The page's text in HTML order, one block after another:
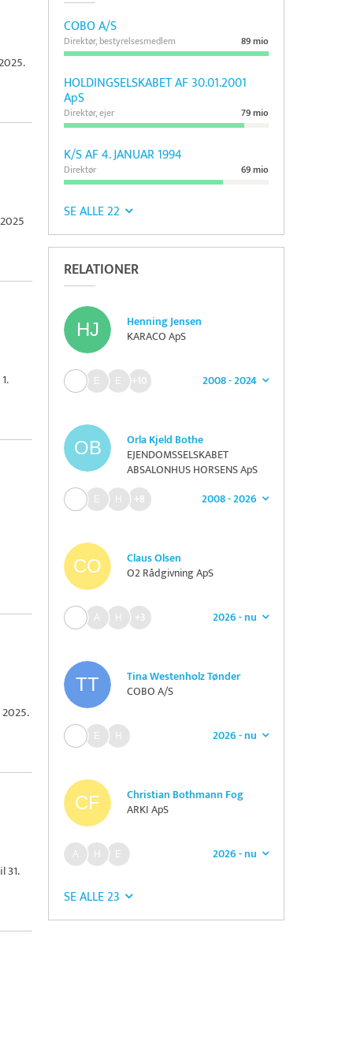
COBO A/S
89 mio
Direktør, bestyrelsesmedlem
HOLDINGSELSKABET AF 30.01.2001
ApS
79 mio
Direktør, ejer
K/S AF 4. JANUAR 1994
69 mio
Direktør
SE ALLE 22
RELATIONER
Henning Jensen
KARACO ApS
2008 - 2024
+10
Orla Kjeld Bothe
EJENDOMSSELSKABET
ABSALONHUS HORSENS ApS
2008 - 2026
+8
Claus Olsen
O2 Rådgivning ApS
2026 - nu
+3
Tina Westenholz Tønder
COBO A/S
2026 - nu
Christian Bothmann Fog
ARKI ApS
2026 - nu
SE ALLE 23
31.